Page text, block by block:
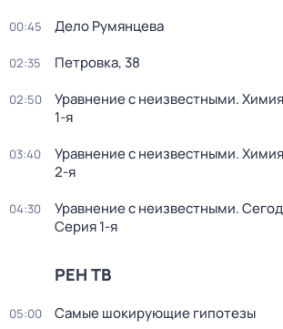
00:45 Дело Румянцева
02:35 Петровка, 38
02:50 Уравнение с неизвестными.
1-я
03:40 Уравнение с неизвестными.
2-я
04:30 Уравнение с неизвестными.
Серия 1-я
РЕН ТВ
05:00 Самые шoкиpующие гипотезы